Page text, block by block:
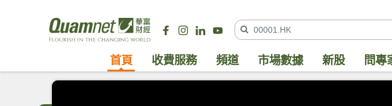
首頁 收費服務 頻道 市場數據 新股 問專